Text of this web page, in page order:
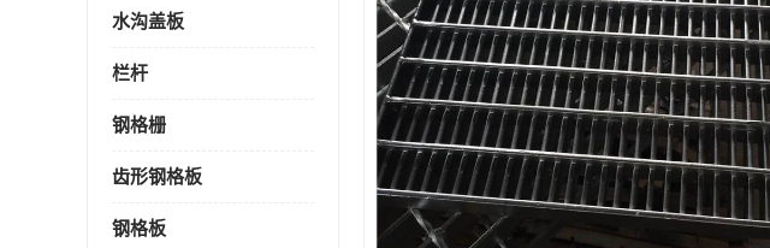
水沟盖板
栏杆
钢格栅
齿形钢格板
钢格板